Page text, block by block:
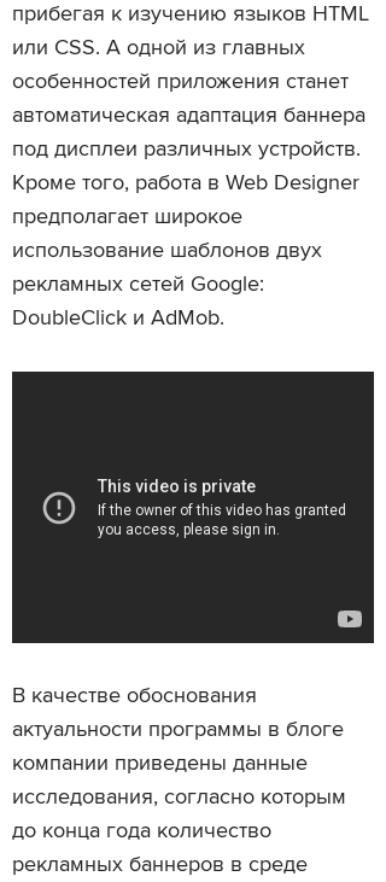
прибегая к изучению языков HTML
или CSS. А одной из главных
особенностей приложения станет
автоматическая адаптация баннера
под дисплеи различных устройств.
Кроме того, работа в Web Designer
предполагает широкое
использование шаблонов двух
рекламных сетей Google:
DoubleClick и AdMob.
В качестве обоснования
актуальности программы в блоге
компании приведены данные
исследования, согласно которым
до конца года количество
рекламных баннеров в среде